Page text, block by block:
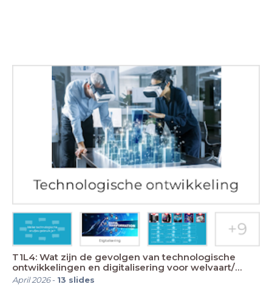
T1L4: Wat zijn de gevolgen van technologische
ontwikkelingen en digitalisering voor welvaart/
welzij
April 2026- 13 slides